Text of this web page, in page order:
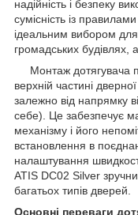
надійність і безпеку
сумісність із
ідеальним вибором
громадських будівлях,
Монтаж дотягувача
верхній частині
залежно від напрямку
себе). Це забезпечує
механізму і його
встановлення в
налаштування
ATIS DC02 Silver
багатьох типів дверей.
Основні переваги